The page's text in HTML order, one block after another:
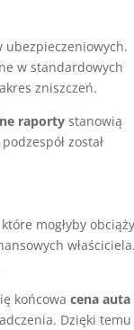
ubezpieczeniowych.
w standardowych
zniszczeń.
raporty stanowią
został
mogłyby
właściciela.
końcowacena auta
Dzięki temu